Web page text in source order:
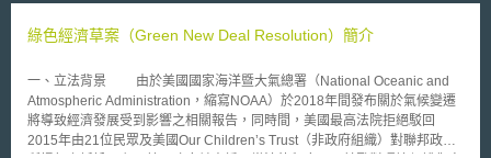
（Advanced Nuclear Business Engagement Unit）以提供專門服務，負責
法案具體落實政策方向。 終止平台壟斷法案（Ending Platform Monopolies
要求用戶使用其平台購買產品或服務進而取得優勢地位。 美國選擇與創新
線上法案（American Choice and Innovation Online Act） 禁止平台的歧視
行為，包括使自家產品、服務及業務在平台上享有對手沒有的競爭優勢，禁
止自我偏好或歧視其他同類業者之行為。 平台競爭與機會法案（Platform
綠色經濟草案（Green New Deal Resolution）簡介
一、立法背景 由於美國國家海洋暨大氣總署（National Oceanic and
Atmospheric Administration，縮寫NOAA）於2018年間發布關於氣候變遷
將導致經濟發展受到影響之相關報告，同時間，美國最高法院拒絕駁回
2015年由21位民眾及美國Our Children’s Trust（非政府組織）對聯邦政府